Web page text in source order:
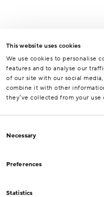
This website uses cookies
We use cookies to personalise
features and to analyse our
of our site with our social
combine it with other
they’ve collected from your use
Selection
Necessary
Preferences
Statistics